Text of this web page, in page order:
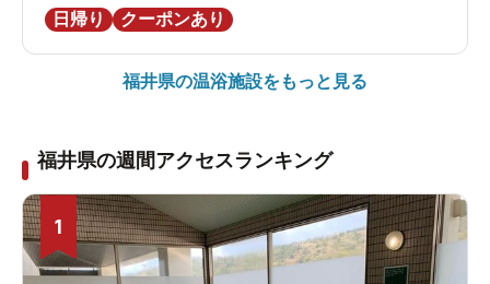
日帰り
クーポンあり
福井県の温浴施設をもっと見る
福井県の週間アクセスランキング
1